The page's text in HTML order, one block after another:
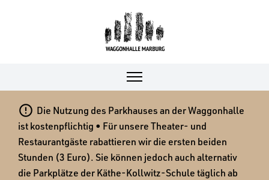
 Die Nutzung des Parkhauses an der Waggonhalle
ist kostenpflichtig • Für unsere Theater- und
Restaurantgäste rabattieren wir die ersten beiden
Stunden (3 Euro). Sie können jedoch auch alternativ
die Parkplätze der Käthe-Kollwitz-Schule täglich ab